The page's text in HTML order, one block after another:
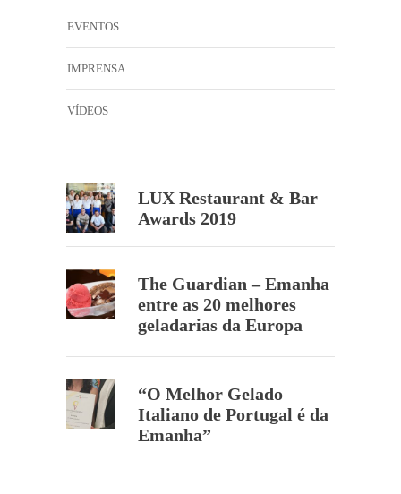
EVENTOS
IMPRENSA
VÍDEOS
LUX Restaurant & Bar
Awards 2019
The Guardian – Emanha
entre as 20 melhores
geladarias da Europa
“O Melhor Gelado
Italiano de Portugal é da
Emanha”